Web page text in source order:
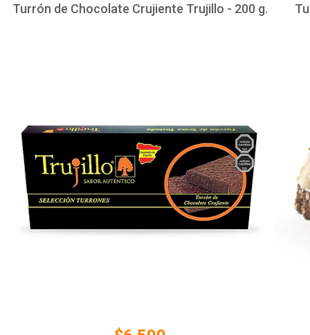
Turrón de Chocolate Crujiente Trujillo - 200 g.